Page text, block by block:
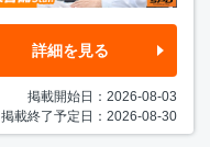
詳細を見る
掲載開始日：2026-08-03
掲載終了予定日：2026-08-30